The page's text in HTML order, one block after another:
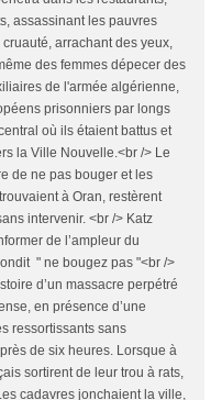
assassinant les pauvres
arrachant des yeux,
des femmes dépecer des
de l'armée algérienne,
prisonniers par longs
où ils étaient battus et
la Ville Nouvelle.<br /> Le
de ne pas bouger et les
à Oran, restèrent
intervenir. <br /> Katz
de l’ampleur du
" ne bougez pas "<br />
d’un massacre perpétré
en présence d’une
ressortissants sans
de six heures. Lorsque à
sortirent de leur trou à rats,
cadavres jonchaient la ville,